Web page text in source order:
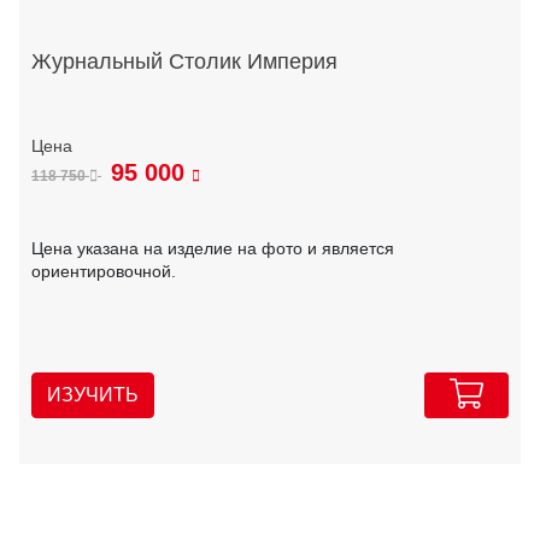
Журнальный Столик Империя
118 750 95 000
Цена указана на изделие на фото и является
ориентировочной.
ИЗУЧИТЬ